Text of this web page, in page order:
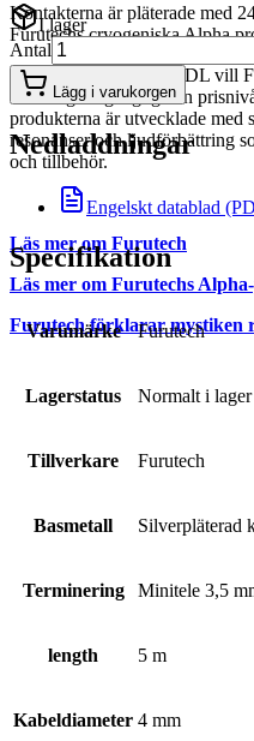
Kontakterna är pläterade med
Furutechs cryogeniska Alpha
Med sin produktlinje ADL vill
teknologi tillgänglig i en
produkterna är utvecklade med
resonanser och ljudförbättring
och tillbehör.
Läs mer om Furutech
Läs mer om Furutechs
Furutech förklarar mystiken
I lager
Antal
Lägg i varukorgen
Nedladdningar
Engelskt datablad
Specifikation
Varumärke Furutech
Lagerstatus Normalt i lager
Tillverkare Furutech
Basmetall Silverpläterad
Terminering Minitele 3,5
length 5 m
Kabeldiameter 4 mm